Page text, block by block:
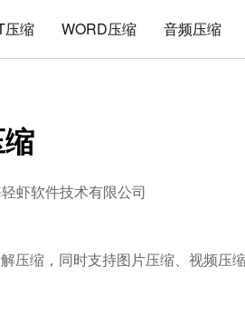
压缩 WORD压缩 音频压缩
虾软件技术有限公司
压缩，同时支持图片压缩、视频压